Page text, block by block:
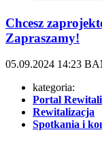
Chcesz
Zapraszamy!
05.09.2024 14:23
kategoria:
Portal
Rewitalizacja
Spotkania i